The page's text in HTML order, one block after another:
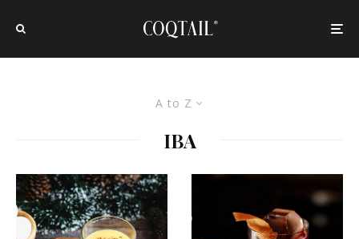
A to Z
IBA